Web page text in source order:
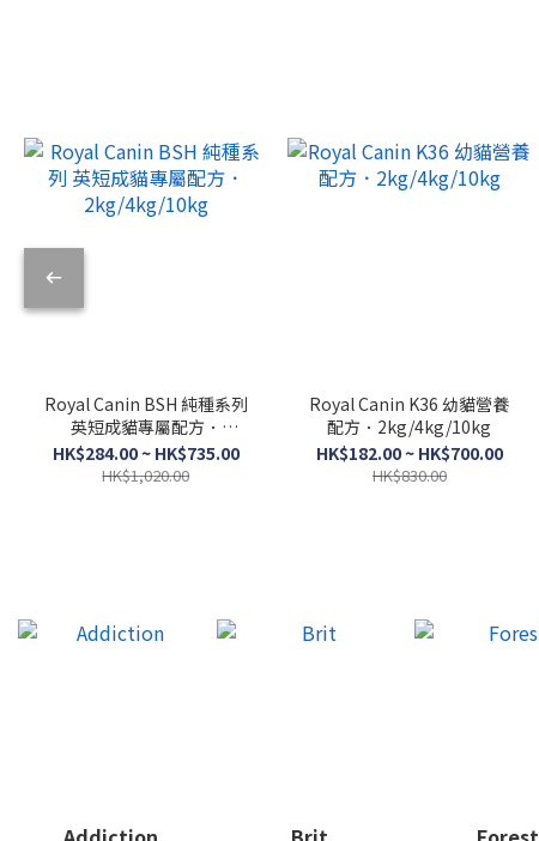
Royal Canin BSH 純種系列
英短成貓專屬配方．
2kg/4kg/10kg
HK$284.00 ~ HK$735.00
HK$1,020.00
Royal Canin K36 幼貓營養
配方．2kg/4kg/10kg
HK$182.00 ~ HK$700.00
HK$830.00